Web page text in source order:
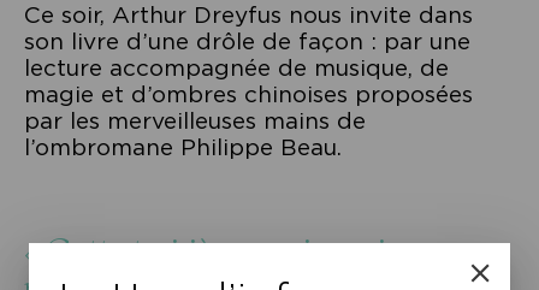
Ce soir, Arthur Dreyfus nous invite dans
son livre d’une drôle de façon : par une
lecture accompagnée de musique, de
magie et d’ombres chinoises proposées
par les merveilleuses mains de
l’ombromane Philippe Beau.
« Cette troisième main, qui va